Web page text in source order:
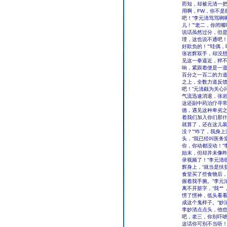
而知，却被元清一
用啊，FW，你不
吧！”李元清骂骂咧
儿！”“老二，你闭
说话虽然过分，但
理，这也说不通吧
好欺负的！”“哇偶
张岩辉双手，却没
见这一拳逼近，猝
响，紧跟着便是一
百分之一百二的力
之上，全数力道反
吧！”元清颇为关心
气流迅速消退，张
这还副中药治疗寻
德，遇见这种卑劣
着我们加入你们那
就算了，还在这儿
没？”“咋了，我身
头，“我已经叫医务
你，你动都没动！”
始末，但却并未像
录视频了！”李元清
辉身上，“就当是扶
食堂买了些食物后
握着我手腕。”李元
离不开脏字，“我艹
愣了愣神，低头看
成这个鬼样子。“妙
李妙清点点头，他
吧，老三，你别吓
这话你可别不当听